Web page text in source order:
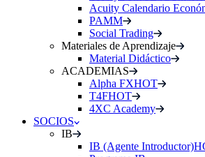
Acuity Calendario
PAMM
Social Trading
Materiales de Aprendizaje
Material Didáctico
ACADEMIAS
Alpha FXHOT
T4FHOT
4XC Academy
SOCIOS
IB
IB (Agente Introductor)